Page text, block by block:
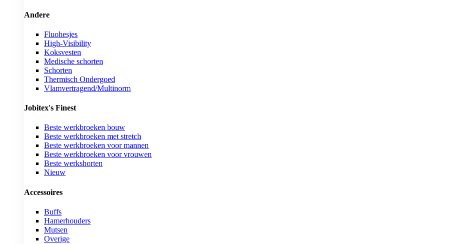
Andere
Fluohesjes
High-Visibility
Koksvesten
Medische schorten
Schorten
Thermisch Ondergoed
Vlamvertragend/Multinorm
Jobitex's Finest
Beste werkbroeken bouw
Beste werkbroeken met stretch
Beste werkbroeken voor mannen
Beste werkbroeken voor vrouwen
Beste werkshorten
Nieuw
Accessoires
Buffs
Hamerhouders
Mutsen
Overige